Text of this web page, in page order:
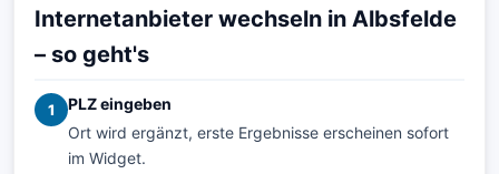
Internetanbieter wechseln in Albsfelde
– so geht's
1
PLZ eingeben
Ort wird ergänzt, erste Ergebnisse erscheinen sofort
im Widget.